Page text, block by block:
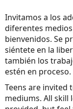
Invitamos a los
diferentes
bienvenidos. Se
siéntete en la
también los
estén en proceso.
Teens are invited
mediums. All skill